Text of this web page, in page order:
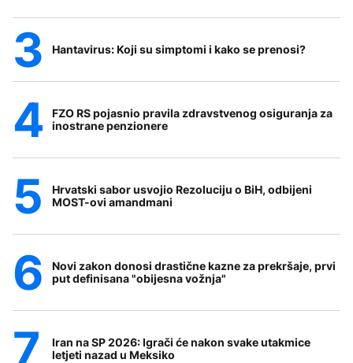
Hantavirus: Koji su simptomi i kako se prenosi?
FZO RS pojasnio pravila zdravstvenog osiguranja za
inostrane penzionere
Hrvatski sabor usvojio Rezoluciju o BiH, odbijeni
MOST-ovi amandmani
Novi zakon donosi drastične kazne za prekršaje, prvi
put definisana "obijesna vožnja"
Iran na SP 2026: Igrači će nakon svake utakmice
letjeti nazad u Meksiko